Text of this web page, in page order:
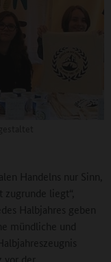
Handelns nur Sinn,
liegt“,
Halbjahres geben
mündliche und
der